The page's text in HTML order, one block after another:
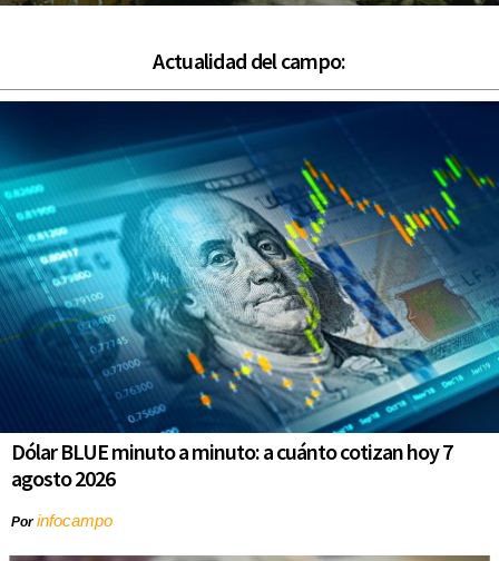
Actualidad del campo:
Dólar BLUE minuto a minuto: a cuánto cotizan hoy 7
agosto 2026
Porinfocampo